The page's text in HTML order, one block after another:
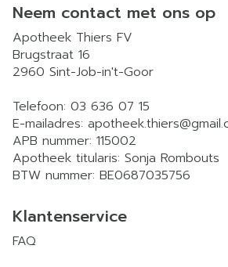
Neem contact met ons op
Apotheek Thiers FV
Brugstraat 16
2960 Sint-Job-in't-Goor
Telefoon: 03 636 07 15
E-mailadres: apotheek.thiers@
APB nummer: 115002
Apotheek titularis: Sonja Rombouts
BTW nummer: BE0687035756
Klantenservice
FAQ